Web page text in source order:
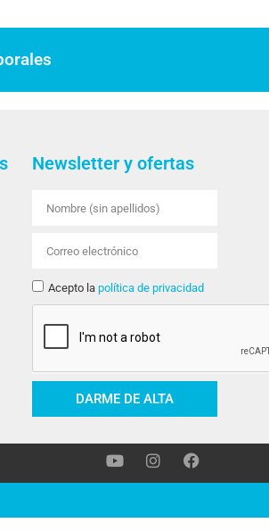
Newsletter y ofertas
Acepto la política de privacidad
DARME DE ALTA